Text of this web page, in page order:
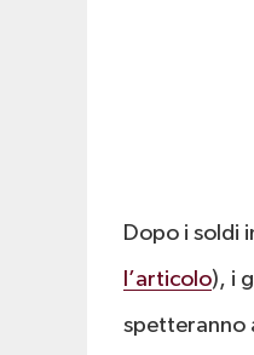
Dopo i soldi
l’articolo), i
spetteranno